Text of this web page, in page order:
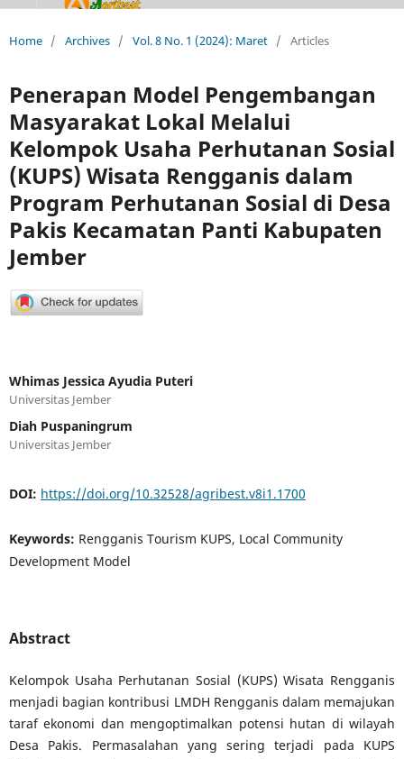
Home / Archives / Vol. 8 No. 1 (2024): Maret / Articles
Penerapan Model Pengembangan
Masyarakat Lokal Melalui
Kelompok Usaha Perhutanan Sosial
(KUPS) Wisata Rengganis dalam
Program Perhutanan Sosial di Desa
Pakis Kecamatan Panti Kabupaten
Jember
Whimas Jessica Ayudia Puteri
Universitas Jember
Diah Puspaningrum
Universitas Jember
DOI: https://doi.org/10.32528/agribest.v8i1.1700
Keywords: Rengganis Tourism KUPS, Local Community
Development Model
Abstract
Kelompok Usaha Perhutanan Sosial (KUPS) Wisata Rengganis
menjadi bagian kontribusi LMDH Rengganis dalam memajukan
taraf ekonomi dan mengoptimalkan potensi hutan di wilayah
Desa Pakis. Permasalahan yang sering terjadi pada KUPS